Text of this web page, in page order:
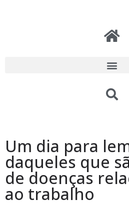
Um dia para
daqueles que
de doenças
ao trabalho